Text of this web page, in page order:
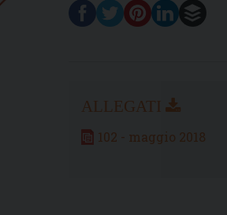
102 - maggio 2018